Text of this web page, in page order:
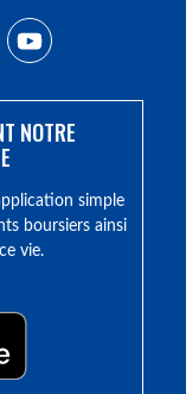
NOTRE
simple
boursiers ainsi
vie.